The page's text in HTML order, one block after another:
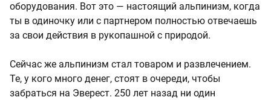
оборудования. Вот это — настоящий альпинизм, когда
ты в одиночку или с партнером полностью отвечаешь
за свои действия в рукопашной с природой.
Сейчас же альпинизм стал товаром и развлечением.
Те, у кого много денег, стоят в очереди, чтобы
забраться на Эверест. 250 лет назад ни один